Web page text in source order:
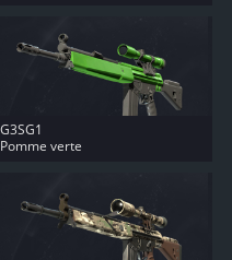
G3SG1
Pomme verte